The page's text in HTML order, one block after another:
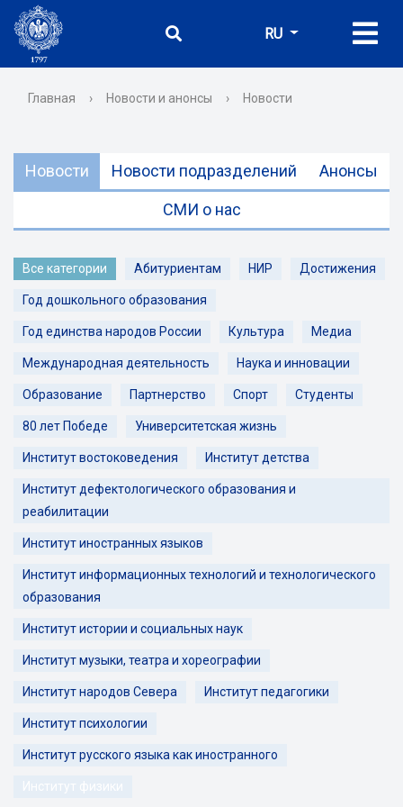
RU
Главная › Новости и анонсы › Новости
Новости Новости подразделений Анонсы
СМИ о нас
Все категории Абитуриентам НИР Достижения
Год дошкольного образования
Год единства народов России Культура Медиа
Международная деятельность Наука и инновации
Образование Партнерство Спорт Студенты
80 лет Победе Университетская жизнь
Институт востоковедения Институт детства
Институт дефектологического образования и
реабилитации
Институт иностранных языков
Институт информационных технологий и технологического
образования
Институт истории и социальных наук
Институт музыки, театра и хореографии
Институт народов Севера Институт педагогики
Институт психологии
Институт русского языка как иностранного
Институт физики